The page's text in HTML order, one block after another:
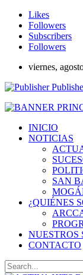
Likes
Followers
Subscribers
Followers
viernes,
INICIO
NOTICIAS
SAN
¿QUIÉNES
NUESTROS
CONTACTO